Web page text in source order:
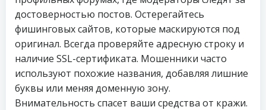
достоверностью постов. Остерегайтесь
фишинговых сайтов, которые маскируются под
оригинал. Всегда проверяйте адресную строку и
наличие SSL-сертификата. Мошенники часто
используют похожие названия, добавляя лишние
буквы или меняя доменную зону.
Внимательность спасет ваши средства от кражи.